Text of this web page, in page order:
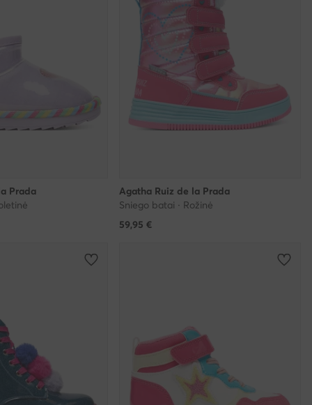
Prada
Agatha Ruiz de la Prada
Sniego batai · Rožinė
59,95 €